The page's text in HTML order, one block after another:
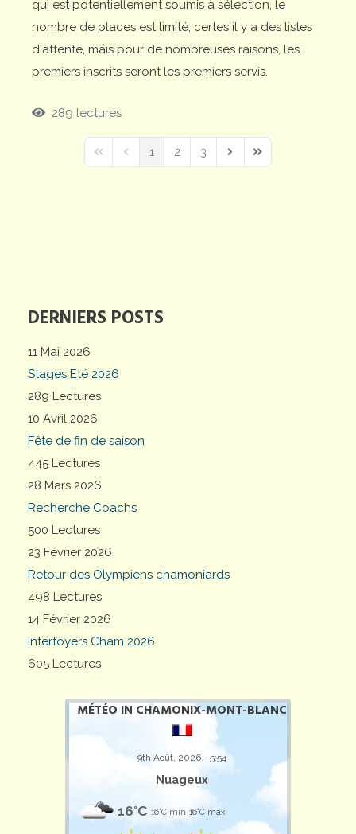
DERNIERS POSTS
11 Mai 2026
Stages Eté 2026
289 Lectures
10 Avril 2026
Fête de fin de saison
445 Lectures
28 Mars 2026
Recherche Coachs
500 Lectures
23 Février 2026
Retour des Olympiens chamoniards
498 Lectures
14 Février 2026
Interfoyers Cham 2026
605 Lectures
MÉTÉO IN CHAMONIX-MONT-BLANC
9th Août, 2026 - 5:54
Nuageux
16°C 16°C min 16°C max
qui est potentiellement soumis à sélection, le
nombre de places est limité; certes il y a des listes
d'attente, mais pour de nombreuses raisons, les
premiers inscrits seront les premiers servis.
289 lectures
First PagePrevious Page
1 2 3
Next PageLast Page